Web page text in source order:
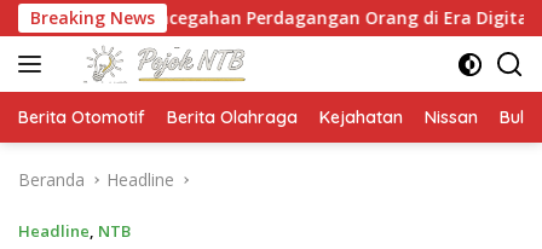
Langsung
ke
konten
Breaking News
Pencegahan Perdagangan Orang di Era Digital NTB
Berita Otomotif Berita Olahraga Kejahatan Nissan
Beranda Headline
Headline, NTB